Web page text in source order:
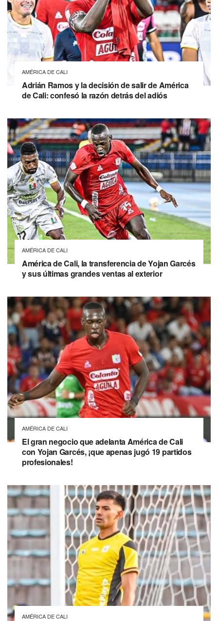
AMÉRICA DE CALI
Adrián Ramos y la decisión de salir de América
de Cali: confesó la razón detrás del adiós
AMÉRICA DE CALI
América de Cali, la transferencia de Yojan Garcés
y sus últimas grandes ventas al exterior
AMÉRICA DE CALI
El gran negocio que adelanta América de Cali
con Yojan Garcés, ¡que apenas jugó 19 partidos
profesionales!
AMÉRICA DE CALI